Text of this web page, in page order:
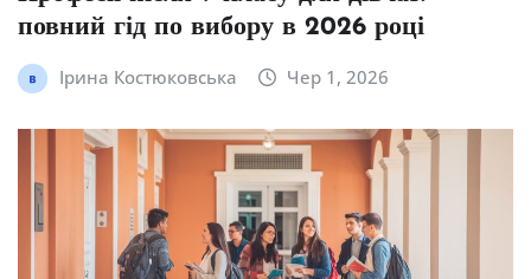
повний гід по вибору в 2026 році
Ірина Костюковська Чер 1, 2026